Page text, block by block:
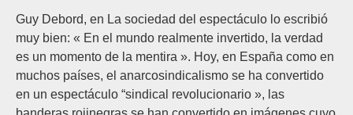
Guy Debord, en La sociedad del espectáculo lo escribió
muy bien: « En el mundo realmente invertido, la verdad
es un momento de la mentira ». Hoy, en España como en
muchos países, el anarcosindicalismo se ha convertido
en un espectáculo “sindical revolucionario », las